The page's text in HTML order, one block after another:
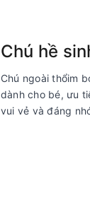
Chú hề
Chú ngoài thổim
dành cho bé, ưu
vui vẻ và đáng